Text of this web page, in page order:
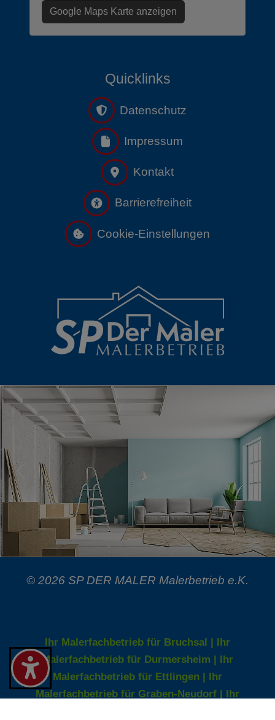
Quicklinks
Datenschutz
Impressum
Kontakt
Barrierefreiheit
Cookie‑Einstellungen
Google Maps Karte anzeigen
© 2026 SP DER MALER Malerbetrieb e.K.
Ihr Malerfachbetrieb für Bruchsal |
Ihr
Malerfachbetrieb für Durmersheim |
Ihr
Malerfachbetrieb für Ettlingen |
Ihr
Malerfachbetrieb für Graben-Neudorf |
Ihr